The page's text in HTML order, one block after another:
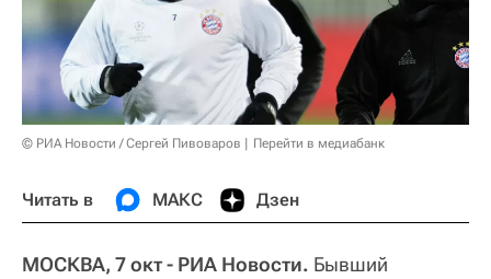
© РИА Новости / Сергей Пивоваров Перейти в медиабанк
Читать в МАКС Дзен
МОСКВА, 7 окт - РИА Новости. Бывший